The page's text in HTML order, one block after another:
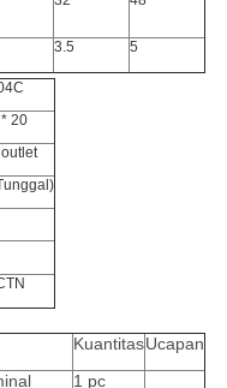
3.5 5
20
KuantitasUcapan
1 pc